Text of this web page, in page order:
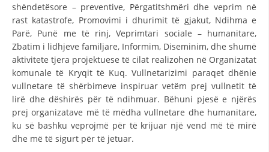
PROMOVIMI I VLERAVE HUMANE
PËRDORIMIN DHE MBROJTJEN E STEMËS
SOCIALO-HUMANITARE
SI TË JEPNI DONACIONE
PËRGATITSHMËRI DHE VEPRIM GJATË KATASTROFAVE
EKIPE PËRGJIGJE DISASTER
shëndetësore – preventive, Përgatitshmëri dhe veprim në
rast katastrofe, Promovimi i dhurimit të gjakut, Ndihma e
Parë, Punë me të rinj, Veprimtari sociale – humanitare,
Zbatim i lidhjeve familjare, Informim, Diseminim, dhe shumë
aktivitete tjera projektuese të cilat realizohen në Organizatat
komunale të Kryqit të Kuq. Vullnetarizimi paraqet dhënie
vullnetare të shërbimeve inspiruar vetëm prej vullnetit të
lirë dhe dëshirës për të ndihmuar. Bëhuni pjesë e njërës
prej organizatave më të mëdha vullnetare dhe humanitare,
ku së bashku veprojmë për të krijuar një vend më të mirë
dhe më të sigurt për të jetuar.